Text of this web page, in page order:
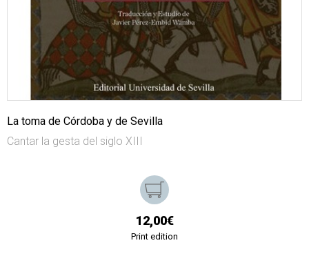
La toma de Córdoba y de Sevilla
Cantar la gesta del siglo XIII
12,00€
Print edition